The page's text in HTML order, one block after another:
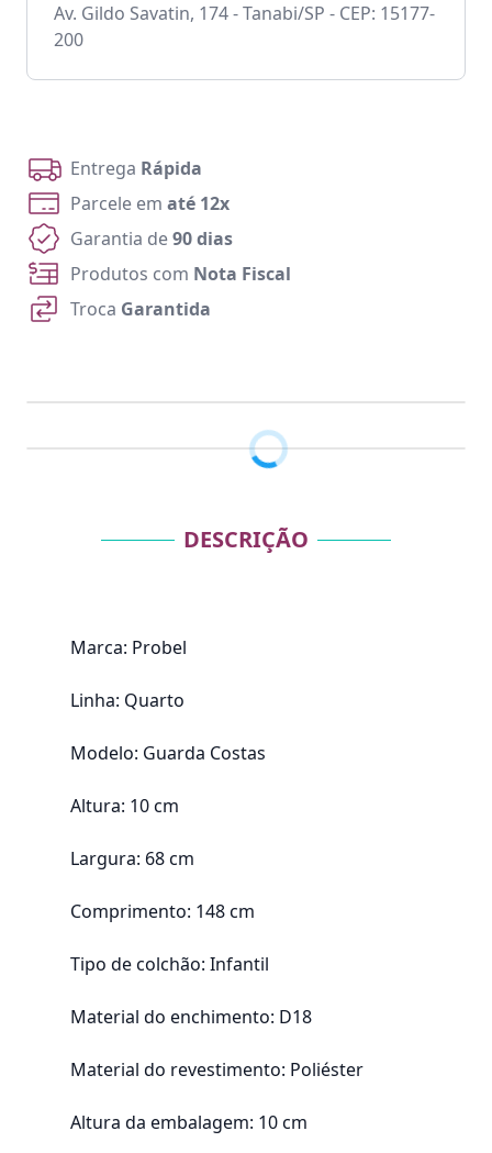
Av. Gildo Savatin, 174 - Tanabi/SP - CEP: 15177-
200
Entrega Rápida
Parcele em até 12x
Garantia de90 dias
Produtos com Nota Fiscal
Troca Garantida
DESCRIÇÃO
Marca: Probel
Linha: Quarto
Modelo: Guarda Costas
Altura: 10 cm
Largura: 68 cm
Comprimento: 148 cm
Tipo de colchão: Infantil
Material do enchimento: D18
Material do revestimento: Poliéster
Altura da embalagem: 10 cm